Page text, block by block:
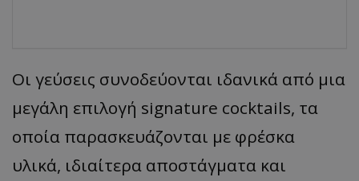
Οι γεύσεις συνοδεύονται ιδανικά από μια
μεγάλη επιλογή signature cocktails, τα
οποία παρασκευάζονται με φρέσκα
υλικά, ιδιαίτερα αποστάγματα και